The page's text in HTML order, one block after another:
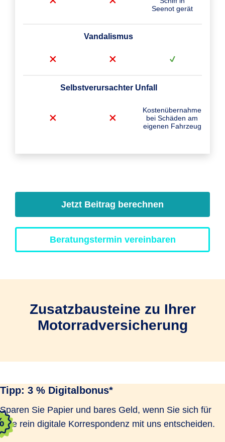
Seenot gerät
Vandalismus
Selbstverursachter Unfall
Kostenübernahme
bei Schäden am
eigenen Fahrzeug
Jetzt Beitrag berechnen
Beratungstermin vereinbaren
Zusatzbausteine zu Ihrer
Motorradversicherung
Tipp: 3 % Digitalbonus*
Sparen Sie Papier und bares Geld, wenn Sie sich für
eine rein digitale Korrespondenz mit uns entscheiden.